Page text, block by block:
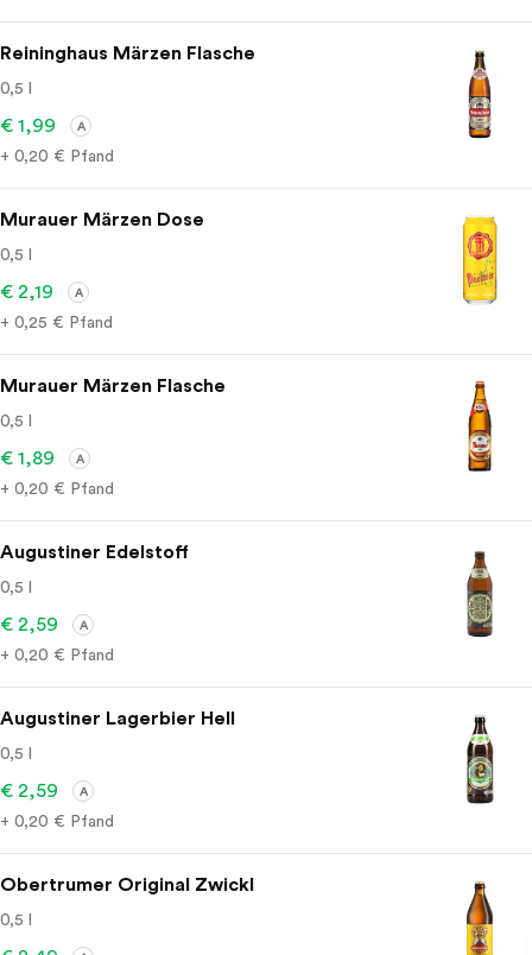
Reininghaus Märzen Flasche
0,5 l
€ 1,99 A
+ 0,20 € Pfand
Murauer Märzen Dose
0,5 l
€ 2,19 A
+ 0,25 € Pfand
Murauer Märzen Flasche
0,5 l
€ 1,89 A
+ 0,20 € Pfand
Augustiner Edelstoff
0,5 l
€ 2,59 A
+ 0,20 € Pfand
Augustiner Lagerbier Hell
0,5 l
€ 2,59 A
+ 0,20 € Pfand
Obertrumer Original Zwickl
0,5 l